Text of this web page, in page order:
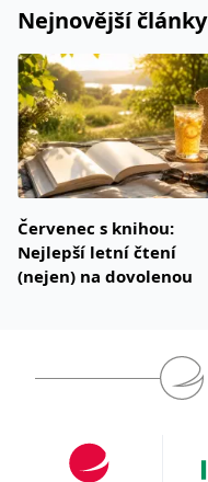
Nejnovější články
Červenec s knihou:
Nejlepší letní čtení
(nejen) na dovolenou